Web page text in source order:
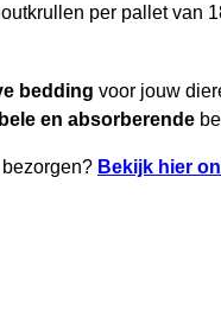
per pallet van
bedding voor jouw
en absorberende
Bekijk hier